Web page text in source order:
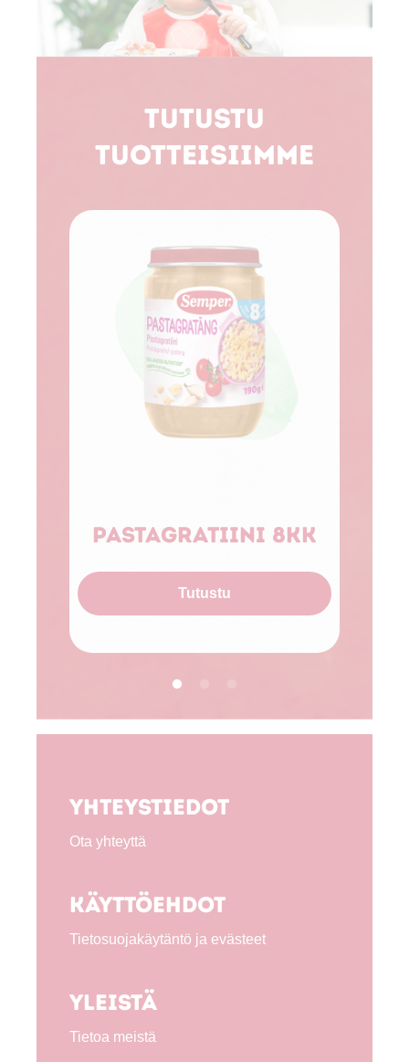
Tutustu
tuotteisiimme
Pastagratiini 8kk
Tutustu
Yhteystiedot
Ota yhteyttä
Käyttöehdot
Tietosuojakäytäntö ja evästeet
Yleistä
Tietoa meistä